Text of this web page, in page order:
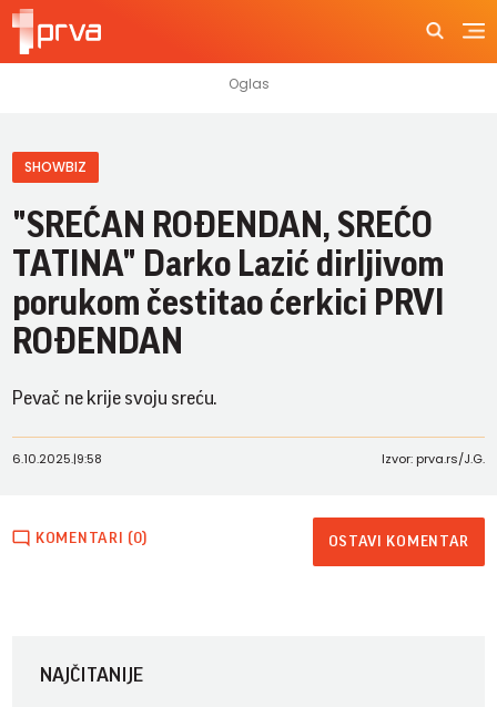
SHOWBIZ
"SREĆAN ROĐENDAN, SREĆO
TATINA" Darko Lazić dirljivom
porukom čestitao ćerkici PRVI
ROĐENDAN
Pevač ne krije svoju sreću.
6.10.2025.|9:58 Izvor: prva.rs/J.G.
KOMENTARI (0) OSTAVI KOMENTAR
NAJČITANIJE